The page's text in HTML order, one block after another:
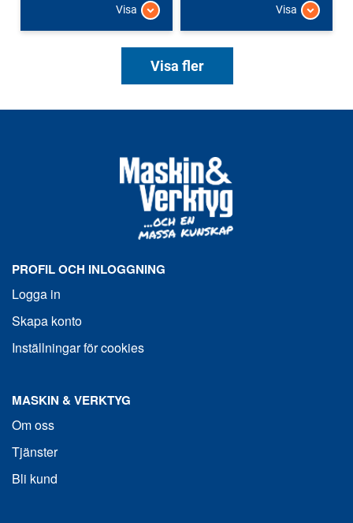
Visa Visa
Visa fler
PROFIL OCH INLOGGNING
Logga in
Skapa konto
Inställningar för cookies
MASKIN & VERKTYG
Om oss
Tjänster
Bli kund